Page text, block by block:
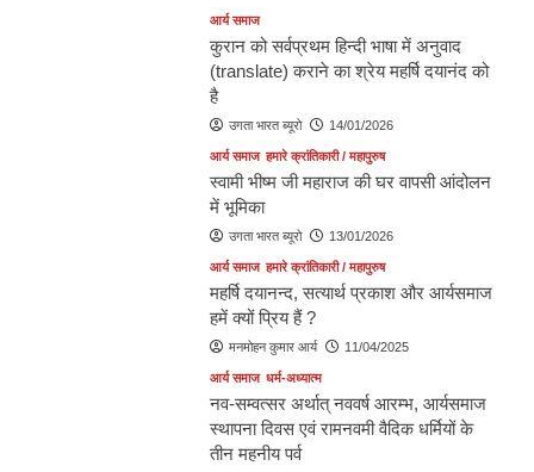
आर्य समाज
कुरान को सर्वप्रथम हिन्दी भाषा में अनुवाद
(translate) कराने का श्रेय महर्षि दयानंद को
है
उगता भारत ब्यूरो 14/01/2026
आर्य समाज हमारे क्रांतिकारी / महापुरुष
स्वामी भीष्म जी महाराज की घर वापसी आंदोलन
में भूमिका
उगता भारत ब्यूरो 13/01/2026
आर्य समाज हमारे क्रांतिकारी / महापुरुष
महर्षि दयानन्द, सत्यार्थ प्रकाश और आर्यसमाज
हमें क्यों प्रिय हैं ?
मनमोहन कुमार आर्य 11/04/2025
आर्य समाज धर्म-अध्यात्म
नव-सम्वत्सर अर्थात् नववर्ष आरम्भ, आर्यसमाज
स्थापना दिवस एवं रामनवमी वैदिक धर्मियों के
तीन महनीय पर्व